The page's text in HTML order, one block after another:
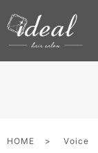
HOME Voice